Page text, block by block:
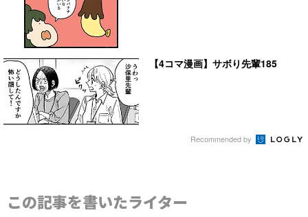
【4コマ漫画】サボり先輩185
Recommended by
この記事を書いたライター